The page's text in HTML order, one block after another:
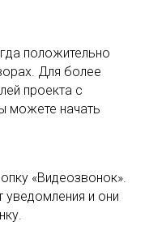
положительно
Для более
проекта с
можете начать
«Видеозвонок».
уведомления и они